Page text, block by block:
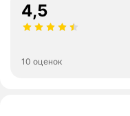
4,5
10 оценок